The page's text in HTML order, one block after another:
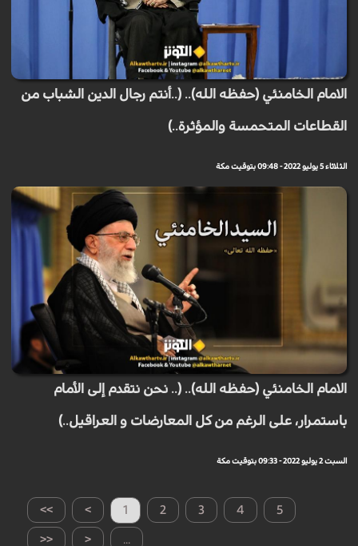
الامام الخامنئي (حفظه الله).. (..أنتم رجال الدين الشباب من
القطاعات المتحمسة والمؤثرة..)
الثلاثاء 5 يوليو 2022 - 09:48 بتوقيت مكة
الامام الخامنئي (حفظه الله).. (.. نحن نتقدم إلى الأمام
باستمرار، على الرغم من كل المعارضات و العراقيل..)
السبت 2 يوليو 2022 - 09:33 بتوقيت مكة
>> > 1 2 3 4 5
...
<
<<